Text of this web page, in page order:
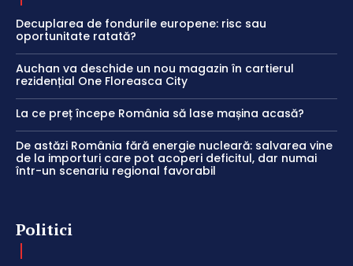
Decuplarea de fondurile europene: risc sau
oportunitate ratată?
Auchan va deschide un nou magazin în cartierul
rezidențial One Floreasca City
La ce preț începe România să lase mașina acasă?
De astăzi România fără energie nucleară: salvarea vine
de la importuri care pot acoperi deficitul, dar numai
într-un scenariu regional favorabil
Politici